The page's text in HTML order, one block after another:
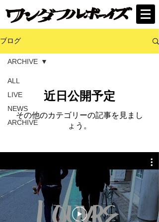
ブログ
ALL
LIVE
NEWS
ARCHIVE
ARCHIVE
近日公開予定
その他のカテゴリーの記事を見まし
ょう。